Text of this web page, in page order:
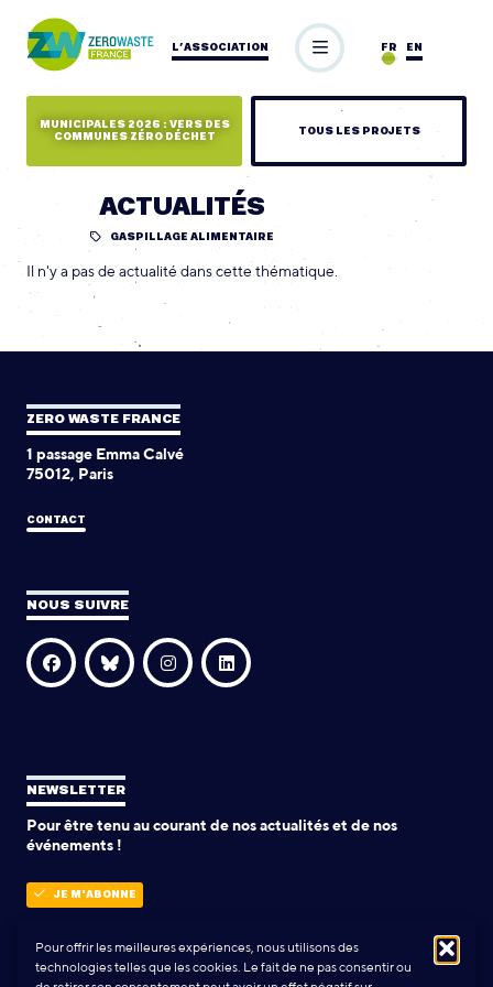
Pour offrir les meilleures expériences, nous utilisons des
technologies telles que les cookies. Le fait de ne pas consentir ou
L’ASSOCIATION EN
FR
MUNICIPALES 2026 : VERS DES
COMMUNES ZÉRO DÉCHET
TOUS LES PROJETS
ACTUALITÉS
GASPILLAGE ALIMENTAIRE
Il n'y a pas de actualité dans cette thématique.
ZERO WASTE FRANCE
1 passage Emma Calvé
75012, Paris
CONTACT
NOUS SUIVRE
NEWSLETTER
Pour être tenu au courant de nos actualités et de nos
événements !
JE M'ABONNE
POLITIQUE DE CONFIDENTIALITÉ